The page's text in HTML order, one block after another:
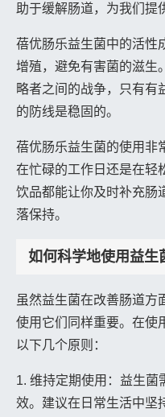
助于缓解肠道，为我们提
蓓优肠乐益生菌中的活性
增殖，避免有害菌的滋生
略者之间的战争，只有有
的防线是稳固的。
蓓优肠乐益生菌的使用非
在忙碌的工作日还是在轻
饮品都能让你及时补充肠
落保持。
如何科学地使用益生
虽然益生菌在改善肠道方
使用它们同样重要。在使
以下几个原则：
1. 维持定期使用：益生菌
效。建议在日常生活中坚